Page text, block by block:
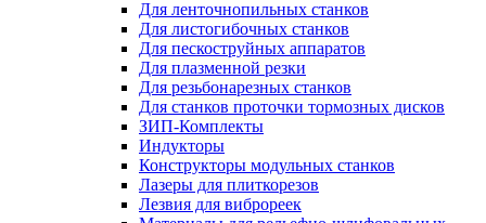
Для ленточнопильных станков
Для листогибочных станков
Для пескоструйных аппаратов
Для плазменной резки
Для резьбонарезных станков
Для станков проточки тормозных дисков
ЗИП-Комплекты
Индукторы
Конструкторы модульных станков
Лазеры для плиткорезов
Лезвия для виброреек